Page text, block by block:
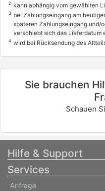
2 kann abhängig vom gewählten
3 bei Zahlungseingang am
späteren Zahlungseingang und/
verschiebt sich das Lieferdatum
4 wird bei Rücksendung des
Sie brauchen
Schauen
Hilfe & Support
Services
Anfrage